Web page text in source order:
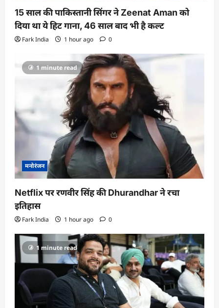
15 साल की पाकिस्तानी सिंगर ने Zeenat Aman को
दिया था ये हिट गाना, 46 साल बाद भी है कल्ट
Fark India 1 hour ago 0
1 minute read
मनोरंजन
Netflix पर रणवीर सिंह की Dhurandhar ने रचा
इतिहास
Fark India 1 hour ago 0
1 minute read